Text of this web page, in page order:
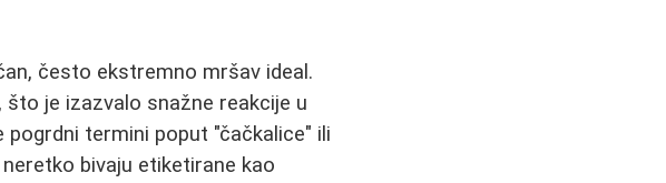
često ekstremno mršav ideal.
je izazvalo snažne reakcije u
termini poput "čačkalice" ili
bivaju etiketirane kao